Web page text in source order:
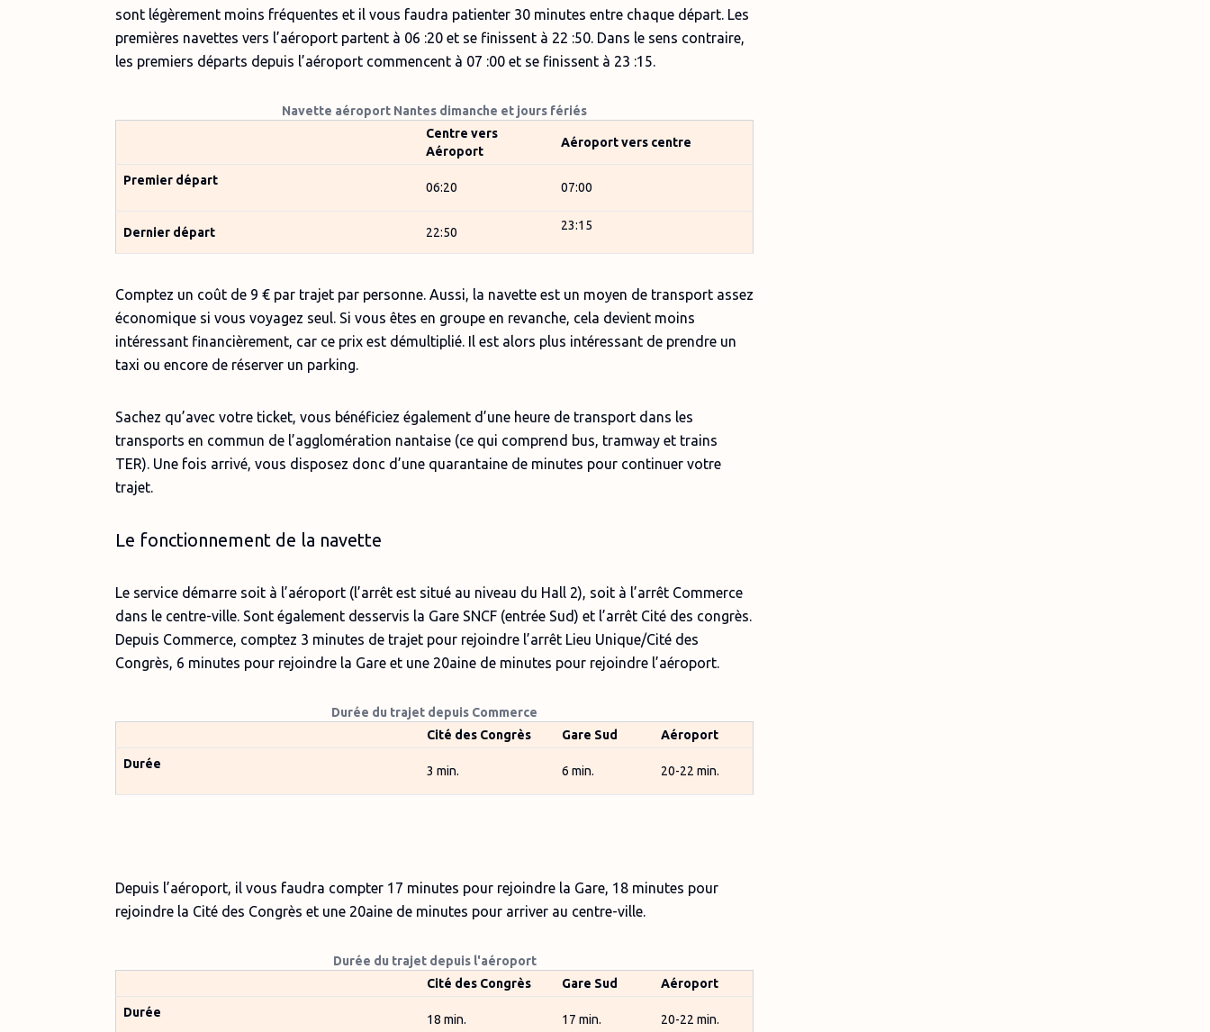
sont légèrement moins fréquentes et il vous faudra patienter 30 minutes entre chaque départ. Les
premières navettes vers l’aéroport partent à 06 :20 et se finissent à 22 :50. Dans le sens contraire,
les premiers départs depuis l’aéroport commencent à 07 :00 et se finissent à 23 :15.
Navette aéroport Nantes dimanche et jours fériés
Centre vers
Aéroport
Aéroport vers centre
Premier départ 06:20 07:00
Dernier départ 22:50 23:15
Comptez un coût de 9 € par trajet par personne. Aussi, la navette est un moyen de transport assez
économique si vous voyagez seul. Si vous êtes en groupe en revanche, cela devient moins
intéressant financièrement, car ce prix est démultiplié. Il est alors plus intéressant de prendre un
taxi ou encore de réserver un parking.
Sachez qu’avec votre ticket, vous bénéficiez également d’une heure de transport dans les
transports en commun de l’agglomération nantaise (ce qui comprend bus, tramway et trains
TER). Une fois arrivé, vous disposez donc d’une quarantaine de minutes pour continuer votre
trajet.
Le fonctionnement de la navette
Le service démarre soit à l’aéroport (l’arrêt est situé au niveau du Hall 2), soit à l’arrêt Commerce
dans le centre-ville. Sont également desservis la Gare SNCF (entrée Sud) et l’arrêt Cité des congrès.
Depuis Commerce, comptez 3 minutes de trajet pour rejoindre l’arrêt Lieu Unique/Cité des
Congrès, 6 minutes pour rejoindre la Gare et une 20aine de minutes pour rejoindre l’aéroport.
Durée du trajet depuis Commerce
Cité des Congrès
Gare Sud
Aéroport
Durée
3 min. 6 min. 20-22 min.
Depuis l’aéroport, il vous faudra compter 17 minutes pour rejoindre la Gare, 18 minutes pour
rejoindre la Cité des Congrès et une 20aine de minutes pour arriver au centre-ville.
Durée du trajet depuis l'aéroport
Cité des Congrès
Gare Sud
Aéroport
Durée
18 min. 17 min. 20-22 min.